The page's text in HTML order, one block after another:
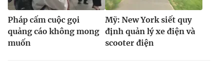
Pháp cấm cuộc gọi
quảng cáo không mong
muốn
Mỹ: New York siết quy
định quản lý xe điện và
scooter điện